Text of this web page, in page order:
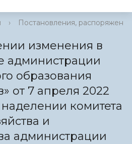
› Постановления, распоряжения
изменения в
администрации
образования
от 7 апреля 2022
комитета
и
администрации